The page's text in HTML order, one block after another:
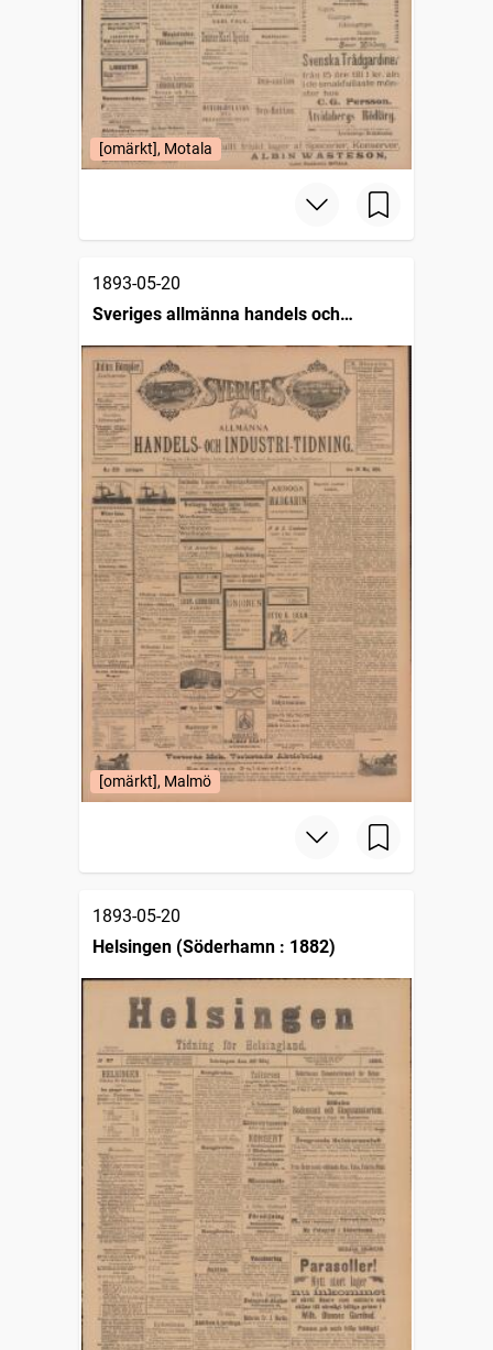
[omärkt], Motala
1893-05-20
Sveriges allmänna handels och
industritidning (Malmö : 1890)
[omärkt], Malmö
1893-05-20
Helsingen (Söderhamn : 1882)